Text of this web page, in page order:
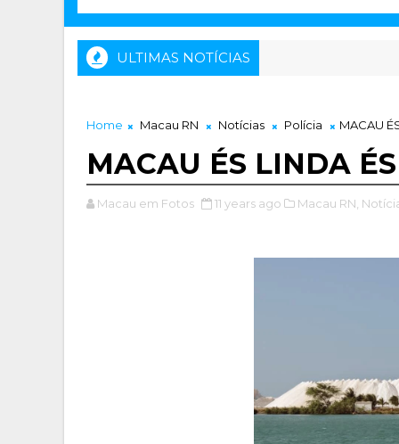
ULTIMAS NOTÍCIAS
Home Macau RN Notícias Polícia MACAU
MACAU ÉS LINDA
Macau em Fotos 11 years ago Macau RN,